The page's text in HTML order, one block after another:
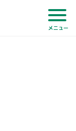
メニュー